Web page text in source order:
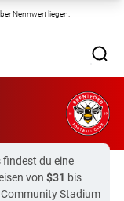
Nennwert liegen.
findest du eine
von $31 bis
Stadium